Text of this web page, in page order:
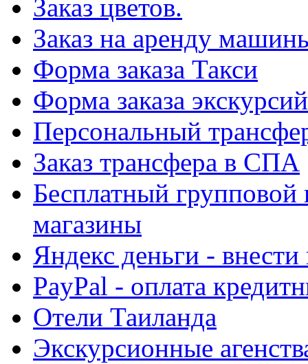
Заказ цветов.
Заказ на аренду
Форма заказа Такси
Форма заказа экскурсий
Персональный
Заказ трансфера в СПА
Бесплатный
магазины
Яндекс деньги - внести
PayPal - оплата
Отели Таиланда
Экскурсионные